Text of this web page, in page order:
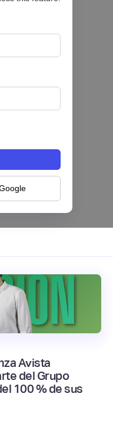
cobranzas,
un hub
Avista
del Grupo
100 % de sus